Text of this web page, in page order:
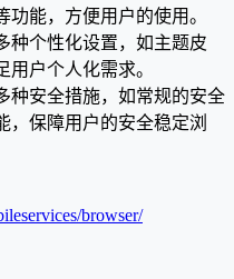
能，方便用户的使用。
种个性化设置，如主题皮
户个人化需求。
种安全措施，如常规的安全
，保障用户的安全稳定浏
browser/